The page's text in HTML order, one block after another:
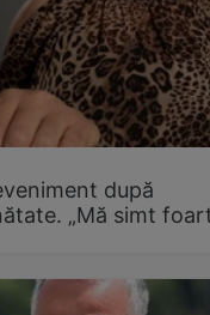
după
„Mă simt